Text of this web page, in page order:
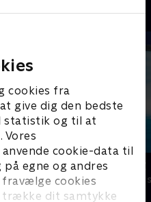
cookies fra
give dig den bedste
statistik og til at
cookie-data til
egne og andres
cookies
trække dit samtykke
Vicke Viking
Børneserier • 1